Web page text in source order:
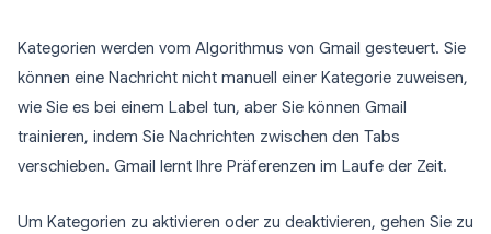
Kategorien werden vom Algorithmus von Gmail gesteuert. Sie
können eine Nachricht nicht manuell einer Kategorie zuweisen,
wie Sie es bei einem Label tun, aber Sie können Gmail
trainieren, indem Sie Nachrichten zwischen den Tabs
verschieben. Gmail lernt Ihre Präferenzen im Laufe der Zeit.
Um Kategorien zu aktivieren oder zu deaktivieren, gehen Sie zu